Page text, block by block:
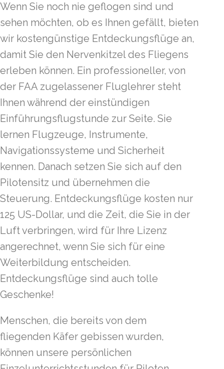
Wenn Sie noch nie geflogen sind und
sehen möchten, ob es Ihnen gefällt, bieten
wir kostengünstige Entdeckungsflüge an,
damit Sie den Nervenkitzel des Fliegens
erleben können. Ein professioneller, von
der FAA zugelassener Fluglehrer steht
Ihnen während der einstündigen
Einführungsflugstunde zur Seite. Sie
lernen Flugzeuge, Instrumente,
Navigationssysteme und Sicherheit
kennen. Danach setzen Sie sich auf den
Pilotensitz und übernehmen die
Steuerung. Entdeckungsflüge kosten nur
125 US-Dollar, und die Zeit, die Sie in der
Luft verbringen, wird für Ihre Lizenz
angerechnet, wenn Sie sich für eine
Weiterbildung entscheiden.
Entdeckungsflüge sind auch tolle
Geschenke!
Menschen, die bereits von dem
fliegenden Käfer gebissen wurden,
können unsere persönlichen